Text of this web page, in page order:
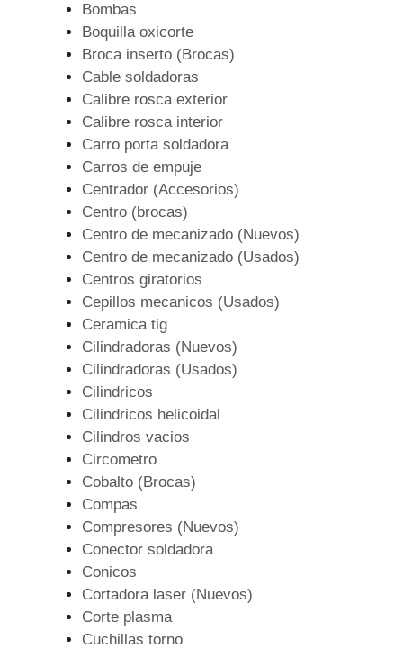
Bombas
Boquilla oxicorte
Broca inserto (Brocas)
Cable soldadoras
Calibre rosca exterior
Calibre rosca interior
Carro porta soldadora
Carros de empuje
Centrador (Accesorios)
Centro (brocas)
Centro de mecanizado (Nuevos)
Centro de mecanizado (Usados)
Centros giratorios
Cepillos mecanicos (Usados)
Ceramica tig
Cilindradoras (Nuevos)
Cilindradoras (Usados)
Cilindricos
Cilindricos helicoidal
Cilindros vacios
Circometro
Cobalto (Brocas)
Compas
Compresores (Nuevos)
Conector soldadora
Conicos
Cortadora laser (Nuevos)
Corte plasma
Cuchillas torno